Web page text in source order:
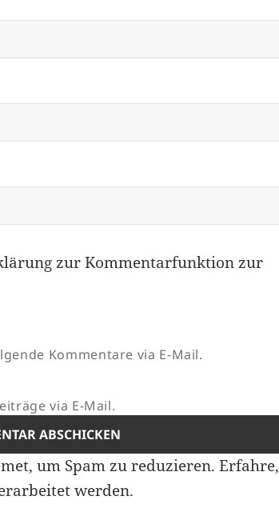
zur Kommentarfunktion zur
Kommentare via E-Mail.
via E-Mail.
um Spam zu reduzieren.Erfahre,
werden.